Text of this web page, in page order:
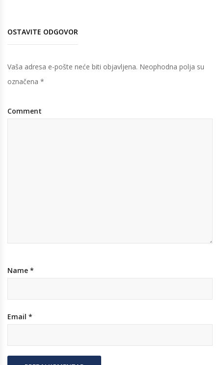
OSTAVITE ODGOVOR
Vaša adresa e-pošte neće biti objavljena. Neophodna polja su
označena *
Comment
Name *
Email *